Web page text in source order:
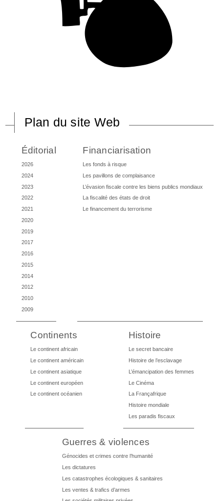
Plan du site Web
Éditorial
2026
2024
2023
2022
2021
2020
2019
2017
2016
2015
2014
2012
2010
2009
Financiarisation
Les fonds à risque
Les pavillons de complaisance
L’évasion fiscale contre les biens publics mondiaux
La fiscalité des états de droit
Le financement du terrorisme
Continents
Le continent africain
Le continent américain
Le continent asiatique
Le continent européen
Le continent océanien
Histoire
Le secret bancaire
Histoire de l’esclavage
L’émancipation des femmes
Le Cinéma
La Françafrique
Histoire mondiale
Les paradis fiscaux
Guerres & violences
Génocides et crimes contre l’humanité
Les dictatures
Les catastrophes écologiques & sanitaires
Les ventes & trafics d’armes